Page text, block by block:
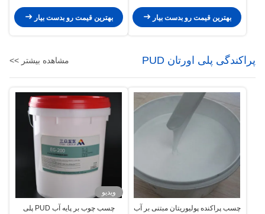
بهترین قیمت رو بدست بیار
بهترین قیمت رو بدست بیار
پراکندگی پلی اورتان PUD مشاهده بیشتر >>
چسب پراکنده پولیوریتان مبتنی بر آب
ویدیو
چسب چوب بر پایه آب PUD پلی